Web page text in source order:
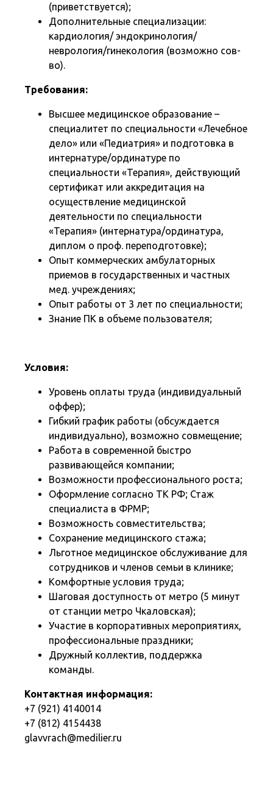
(приветствуется);
Дополнительные специализации:
кардиология/ эндокринология/
неврология/гинекология (возможно сов-
во).
Требования:
Высшее медицинское образование –
специалитет по специальности «Лечебное
дело» или «Педиатрия» и подготовка в
интернатуре/ординатуре по
специальности «Терапия», действующий
сертификат или аккредитация на
осуществление медицинской
деятельности по специальности
«Терапия» (интернатура/ординатура,
диплом о проф. переподготовке);
Опыт коммерческих амбулаторных
приемов в государственных и частных
мед. учреждениях;
Опыт работы от 3 лет по специальности;
Знание ПК в объеме пользователя;
Условия:
Уровень оплаты труда (индивидуальный
оффер);
Гибкий график работы (обсуждается
индивидуально), возможно совмещение;
Работа в современной быстро
развивающейся компании;
Возможности профессионального роста;
Оформление согласно ТК РФ; Стаж
специалиста в ФРМР;
Возможность совместительства;
Сохранение медицинского стажа;
Льготное медицинское обслуживание для
сотрудников и членов семьи в клинике;
Комфортные условия труда;
Шаговая доступность от метро (5 минут
от станции метро Чкаловская);
Участие в корпоративных мероприятиях,
профессиональные праздники;
Дружный коллектив, поддержка
команды.
Контактная информация:
+7 (921) 4140014
+7 (812) 4154438
glavvrach@medilier.ru